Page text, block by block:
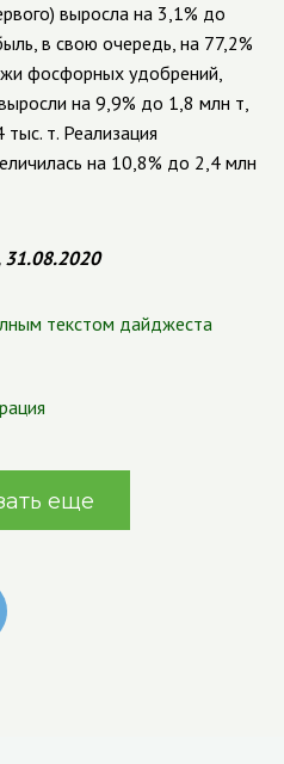
выросла на 3,1% до
в свою очередь, на 77,2%
фосфорных удобрений,
на 9,9% до 1,8 млн т,
т. Реализация
на 10,8% до 2,4 млн
31.08.2020
текстом дайджеста
еще